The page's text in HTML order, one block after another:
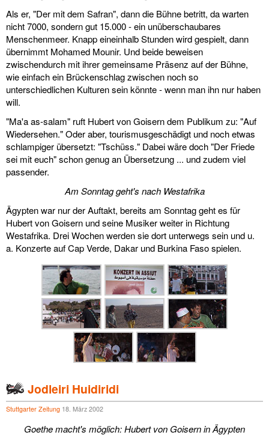
Als er, "Der mit dem Safran", dann die Bühne betritt, da warten
nicht 7000, sondern gut 15.000 - ein unüberschaubares
Menschenmeer. Knapp eineinhalb Stunden wird gespielt, dann
übernimmt Mohamed Mounir. Und beide beweisen
zwischendurch mit ihrer gemeinsame Präsenz auf der Bühne,
wie einfach ein Brückenschlag zwischen noch so
unterschiedlichen Kulturen sein könnte - wenn man ihn nur haben
will.
"Ma'a as-salam" ruft Hubert von Goisern dem Publikum zu: "Auf
Wiedersehen." Oder aber, tourismusgeschädigt und noch etwas
schlampiger übersetzt: "Tschüss." Dabei wäre doch "Der Friede
sei mit euch" schon genug an Übersetzung ... und zudem viel
passender.
Am Sonntag geht's nach Westafrika
Ägypten war nur der Auftakt, bereits am Sonntag geht es für
Hubert von Goisern und seine Musiker weiter in Richtung
Westafrika. Drei Wochen werden sie dort unterwegs sein und u.
a. Konzerte auf Cap Verde, Dakar und Burkina Faso spielen.
Jodleiri Huidiridi
Stuttgarter Zeitung 18. März 2002
Goethe macht's möglich: Hubert von Goisern in Ägypten